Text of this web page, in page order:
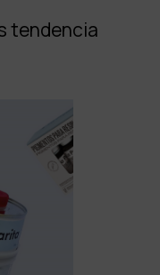
tendencia